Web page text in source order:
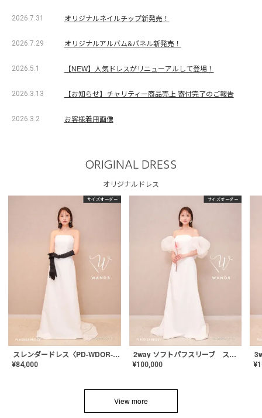
2026.7.31 オリジナルネイルチップ新発売！
2026.7.29 オリジナルアルバム&パネル新発売！
2026.5.1 【NEW】人気ドレスがリニューアルして登場！
2026.3.13 【お知らせ】チャリティー商品売上 寄付完了のご報告
2026.3.2 お客様着用画像
ORIGINAL DRESS
オリジナルドレス
サイズオーダー
スレンダードレス〈PD-WDOR-2110〉
¥84,000
サイズオーダー
2way ソフトパフスリーブ スレンダードレス〈PD-WDOR-2112〉
¥100,000 ¥
View more